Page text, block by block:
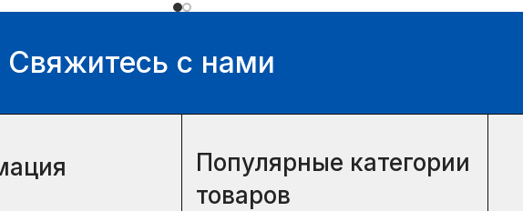
Свяжитесь с нами
Популярные категории
товаров